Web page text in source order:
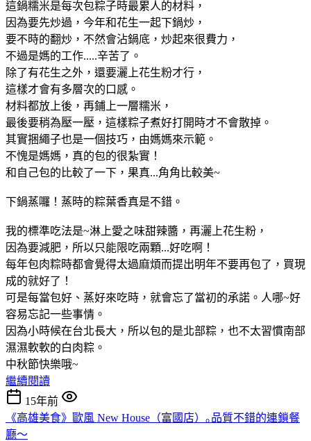
這鍋糯米是每次包粽子時最累人的材料，
因為要先炒過，今年和花生一起下鍋炒，
要不時的翻炒，不然會沾鍋底，炒起來很費力，
不過是媽的工作.....辛苦了。
除了有花生之外，還要灑上花生粉才行，
這樣才會有多層次的口感。
材料都放上後，再鋪上一層糯米，
最後要稍為壓一壓，這樣粽子煮好打開時才不會散掉。
其實捆繩子也是一個技巧，由媽媽來示範。
不愧是媽媽，真的包的很紮實！
和自己包的比較了一下，果真...角角比較美~
下鍋蒸囉！蒸時的粽葉香真是不錯。
我的標準吃法是~淋上愛之味甜辣醬，再灑上花生粉，
因為要減肥，所以只能限吃兩顆...好吃啊！
每年包肉粽時都會覺得太過麻煩而提出明年不要再包了，買現
成的就好了！
可是每當包好、蒸好來吃時，就會忘了當初的承諾。人哪~好
容易忘記一些事情。
因為小時候在台北長大，所以包的是北部粽，也不太習慣南部
濕濕軟軟的白肉粽。
中秋節快樂哦~
繼續閱讀
15年前
《高雄美食》歐風 New House（富國店）｡品質不錯的連鎖餐
廳～